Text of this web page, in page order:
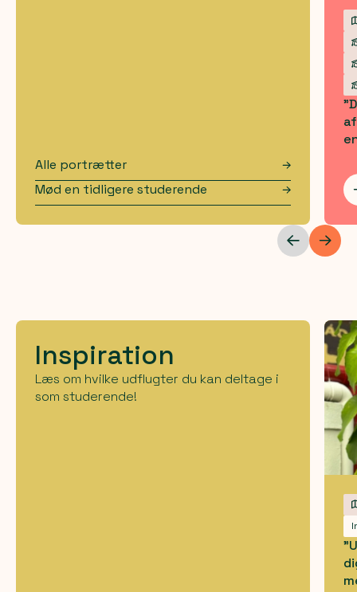
Alle portrætter
Mød en tidligere studerende
Inspiration
Læs om hvilke udflugter du kan deltage i
som studerende!